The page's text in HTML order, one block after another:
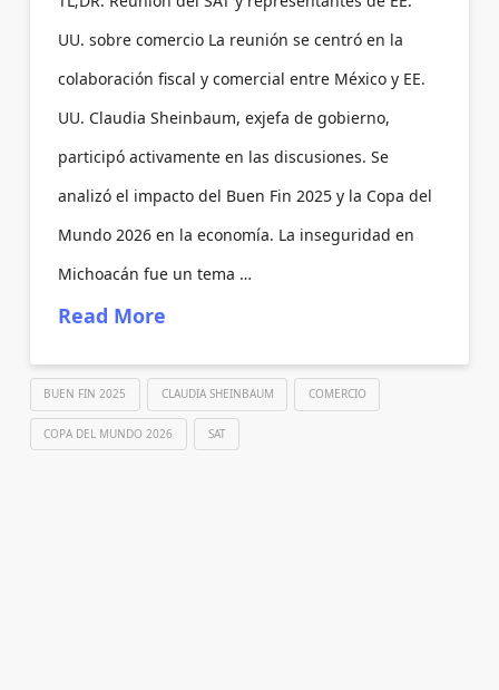
UU. sobre comercio La reunión se centró en la
colaboración fiscal y comercial entre México y EE.
UU. Claudia Sheinbaum, exjefa de gobierno,
participó activamente en las discusiones. Se
analizó el impacto del Buen Fin 2025 y la Copa del
Mundo 2026 en la economía. La inseguridad en
Michoacán fue un tema …
Read More
BUEN FIN 2025 CLAUDIA SHEINBAUM COMERCIO
COPA DEL MUNDO 2026 SAT